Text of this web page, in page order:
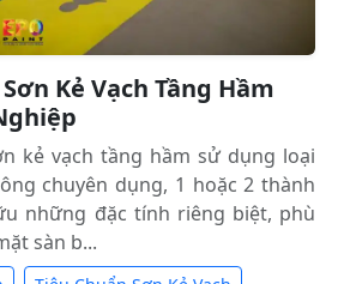
Kẻ Vạch Tầng Hầm
kẻ vạch tầng hầm sử dụng loại
chuyên dụng, 1 hoặc 2 thành
những đặc tính riêng biệt, phù
sàn b...